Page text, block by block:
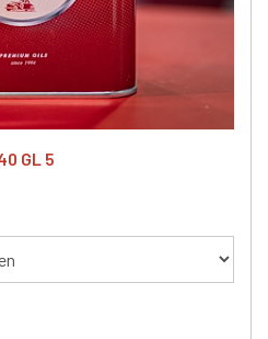
GL 5